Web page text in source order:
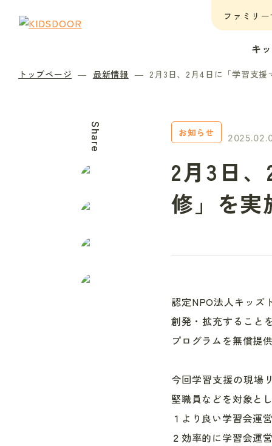
ファミリ
キ
トップページ 最新情報 2月3日、2月4日に「学習支援
Share お知らせ
2月3日
修」を実
認定NPO法人キッズ
創発・拡充すること
プログラムを無償提
今回学習支援の現場
堅職員などを対象と
１より良い学習会運
２効率的に学習会運